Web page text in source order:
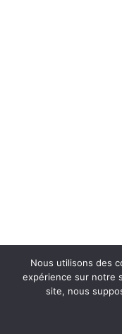
Nous utilisons des
expérience sur notre
site, nous